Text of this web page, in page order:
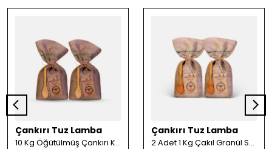
Çankırı Tuz Lamba
10 Kg Öğütülmüş Çankırı Kristal Kaya Tuzu
Çankırı Tuz Lamba
2 Adet 1 Kg Çakıl Granül Sofrada Öğütme Tuzu